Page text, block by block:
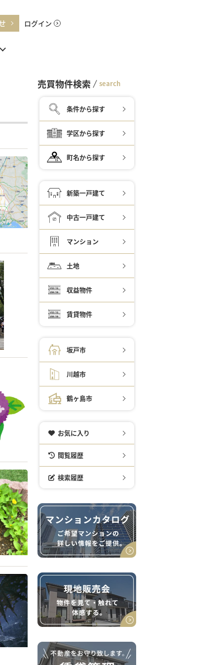
ログイン
売買物件検索 search
条件から探す
学区から探す
町名から探す
新築一戸建て
中古一戸建て
マンション
土地
収益物件
賃貸物件
坂戸市
川越市
鶴ヶ島市
お気に入り
閲覧履歴
検索履歴